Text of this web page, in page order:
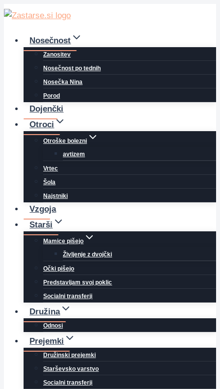
Skip
contentNosečnost
Zanositev
Nosečnost po tednih
Nosečka Nina
Porod
Dojenčki
Otroci
Otroške bolezni
avtizem
Vrtec
Šola
Najstniki
Vzgoja
Starši
Mamice pišejo
Življenje z dvojčki
Očki pišejo
Predstavljam svoj poklic
Socialni transferji
Družina
Odnosi
Prejemki
Družinski prejemki
Starševsko varstvo
Socialni transferji